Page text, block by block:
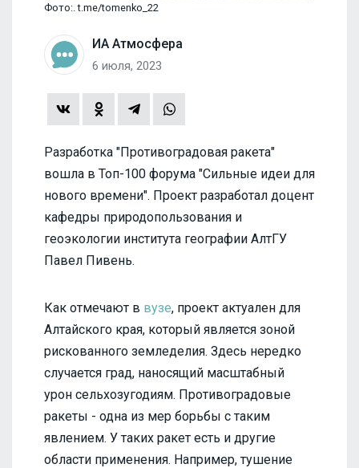
Фото:. t.me/tomenko_22
ИА Атмосфера
6 июля, 2023
Разработка "Противоградовая ракета"
вошла в Топ-100 форума "Сильные идеи для
нового времени". Проект разработал доцент
кафедры природопользования и
геоэкологии института географии АлтГУ
Павел Пивень.
Как отмечают в вузе, проект актуален для
Алтайского края, который является зоной
рискованного земледелия. Здесь нередко
случается град, наносящий масштабный
урон сельхозугодиям. Противоградовые
ракеты - одна из мер борьбы с таким
явлением. У таких ракет есть и другие
области применения. Например, тушение